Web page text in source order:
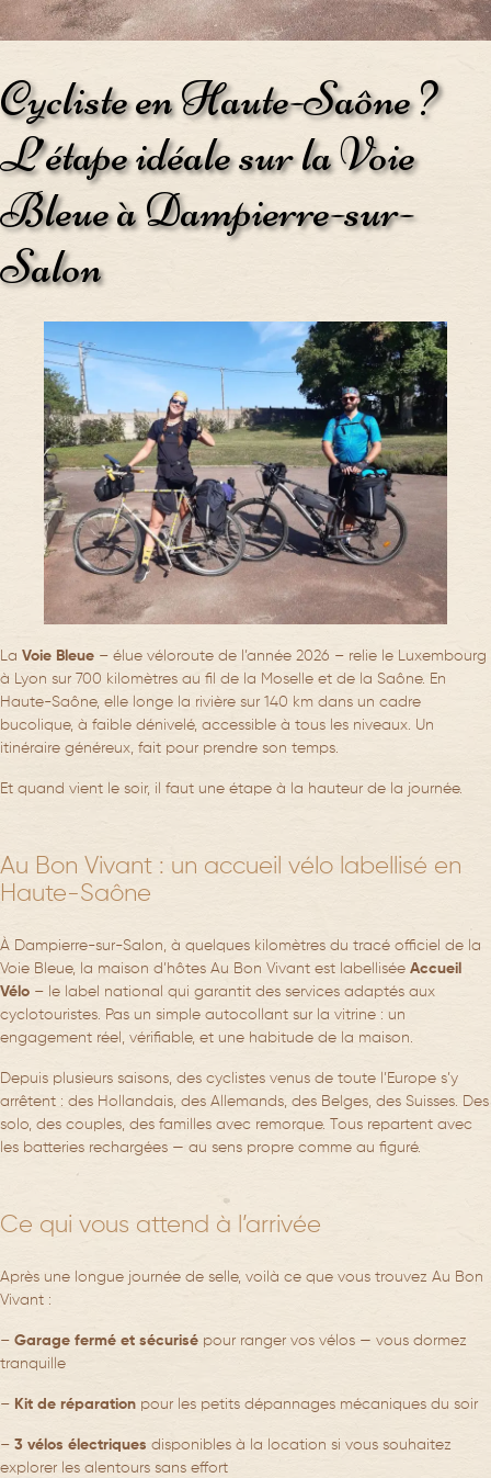
Cycliste en Haute-Saône ?
L’étape idéale sur la Voie
Bleue à Dampierre-sur-
Salon
La Voie Bleue – élue véloroute de l’année 2026 – relie le Luxembourg
à Lyon sur 700 kilomètres au fil de la Moselle et de la Saône. En
Haute-Saône, elle longe la rivière sur 140 km dans un cadre
bucolique, à faible dénivelé, accessible à tous les niveaux. Un
itinéraire généreux, fait pour prendre son temps.
Et quand vient le soir, il faut une étape à la hauteur de la journée.
Au Bon Vivant : un accueil vélo labellisé en
Haute-Saône
À Dampierre-sur-Salon, à quelques kilomètres du tracé officiel de la
Voie Bleue, la maison d’hôtes Au Bon Vivant est labellisée Accueil
Vélo – le label national qui garantit des services adaptés aux
cyclotouristes. Pas un simple autocollant sur la vitrine : un
engagement réel, vérifiable, et une habitude de la maison.
Depuis plusieurs saisons, des cyclistes venus de toute l’Europe s’y
arrêtent : des Hollandais, des Allemands, des Belges, des Suisses. Des
solo, des couples, des familles avec remorque. Tous repartent avec
les batteries rechargées — au sens propre comme au figuré.
Ce qui vous attend à l’arrivée
Après une longue journée de selle, voilà ce que vous trouvez Au Bon
Vivant :
– Garage fermé et sécurisé pour ranger vos vélos — vous dormez
tranquille
– Kit de réparation pour les petits dépannages mécaniques du soir
– 3 vélos électriques disponibles à la location si vous souhaitez
explorer les alentours sans effort